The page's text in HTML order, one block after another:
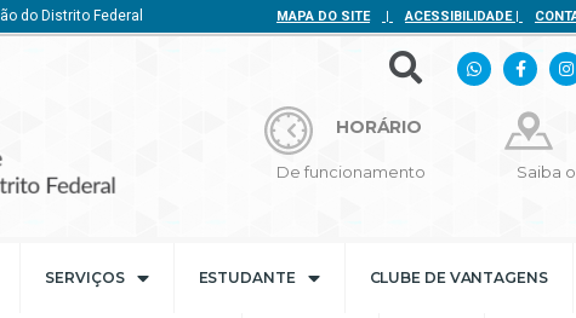
do Distrito Federal MAPA DO SITE | ACESSIBILIDADE|
HORÁRIO
De funcionamento Saiba
SERVIÇOS ESTUDANTE CLUBE DE VANTAGENS